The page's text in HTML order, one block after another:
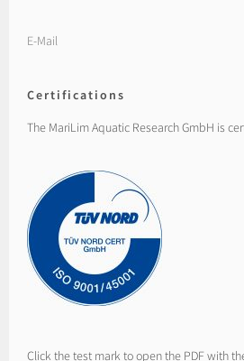
E-Mail
Certifications
The MariLim Aquatic Research GmbH is
Click the test mark to open the PDF with